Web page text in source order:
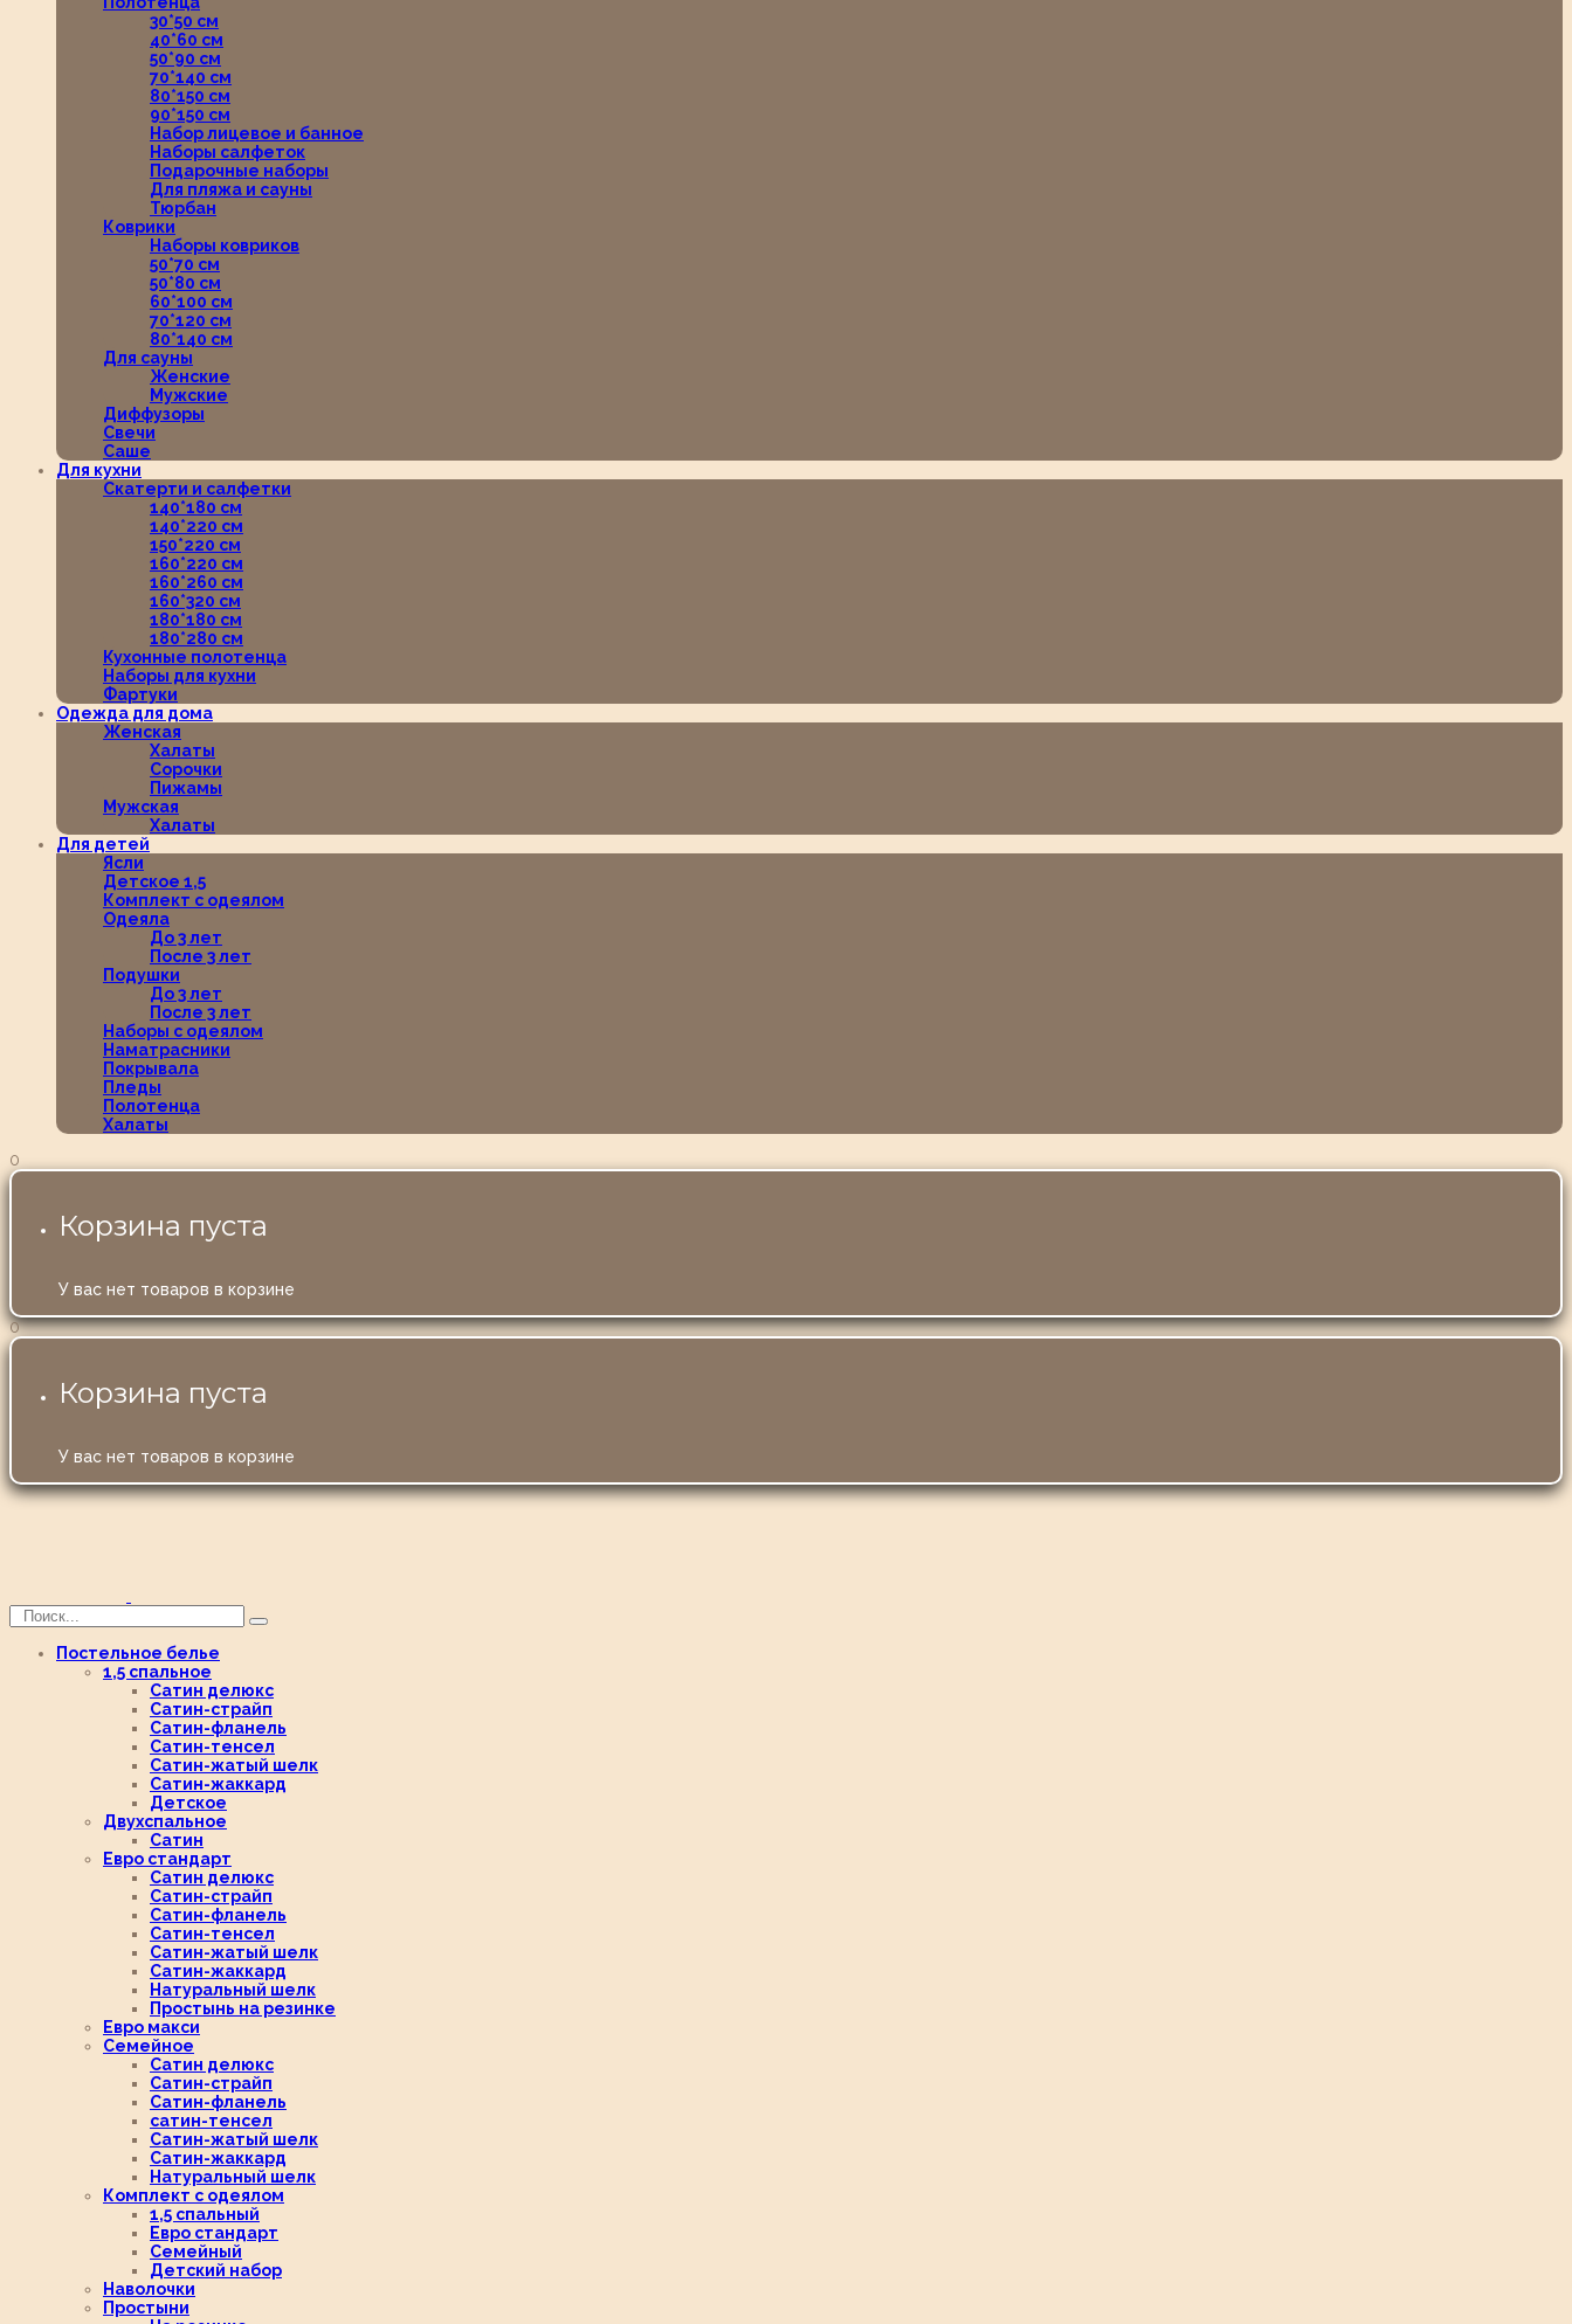
30*50 см
40*60 см
50*90 см
70*140 см
80*150 см
90*150 см
Набор лицевое и банное
Наборы салфеток
Подарочные наборы
Для пляжа и сауны
Тюрбан
Коврики
Наборы ковриков
50*70 см
50*80 см
60*100 см
70*120 см
80*140 см
Для сауны
Женские
Мужские
Диффузоры
Свечи
Саше
Для кухни
Скатерти и салфетки
140*180 см
140*220 см
150*220 см
160*220 см
160*260 см
160*320 см
180*180 см
180*280 см
Кухонные полотенца
Наборы для кухни
Фартуки
Одежда для дома
Женская
Халаты
Сорочки
Пижамы
Мужская
Халаты
Для детей
Ясли
Детское 1,5
Комплект с одеялом
Одеяла
До 3 лет
После 3 лет
Подушки
До 3 лет
После 3 лет
Наборы с одеялом
Наматрасники
Покрывала
Пледы
Полотенца
Халаты
0
Корзина пуста
У вас нет товаров в корзине
0
Корзина пуста
У вас нет товаров в корзине
Постельное белье
1,5 спальное
Сатин делюкс
Сатин-страйп
Сатин-фланель
Сатин-тенсел
Сатин-жатый шелк
Сатин-жаккард
Детское
Двухспальное
Сатин
Евро стандарт
Сатин делюкс
Сатин-страйп
Сатин-фланель
Сатин-тенсел
Сатин-жатый шелк
Сатин-жаккард
Натуральный шелк
Простынь на резинке
Евро макси
Семейное
Сатин делюкс
Сатин-страйп
Сатин-фланель
сатин-тенсел
Сатин-жатый шелк
Сатин-жаккард
Натуральный шелк
Комплект с одеялом
1,5 спальный
Евро стандарт
Семейный
Детский набор
Наволочки
Простыни